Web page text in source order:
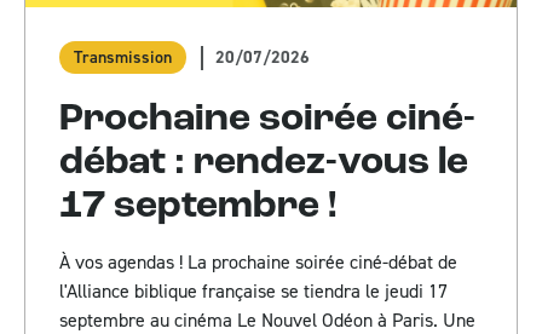
Transmission 20/07/2026
Prochaine soirée ciné-
débat : rendez-vous le
17 septembre !
À vos agendas ! La prochaine soirée ciné-débat de
l'Alliance biblique française se tiendra le jeudi 17
septembre au cinéma Le Nouvel Odéon à Paris. Une